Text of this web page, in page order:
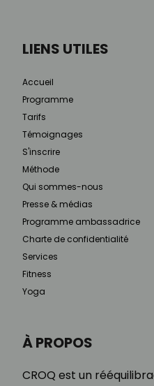
À PROPOS
CROQ est un
LIENS UTILES
Accueil
Programme
Tarifs
Témoignages
S'inscrire
Méthode
Qui sommes-nous
Presse & médias
Programme ambassadrice
Charte de confidentialité
Services
Fitness
Yoga